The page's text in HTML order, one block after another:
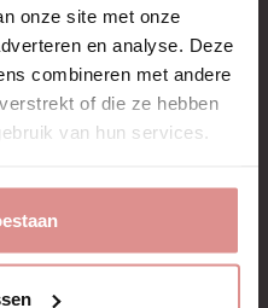
onze site met onze
en analyse. Deze
combineren met andere
of die ze hebben
van hun services.
gebruik; draag ze
of loopt zonder voldoende
Deze kousen
opgezwollen voeten,
deel. Meet 's
nog niet zijn
zien